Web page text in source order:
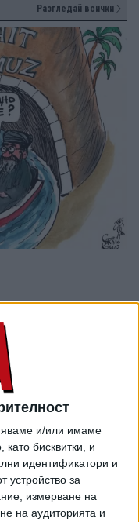
и/или имаме
бисквитки, и
идентификатори и
устройство за
измерване на
на аудиторията и
Разгледай всички
Разгледай всички